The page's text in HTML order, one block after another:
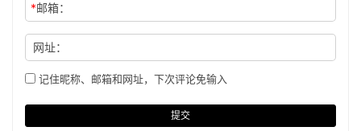
*邮箱：
网址：
记住昵称、邮箱和网址，下次评论免输入
提交